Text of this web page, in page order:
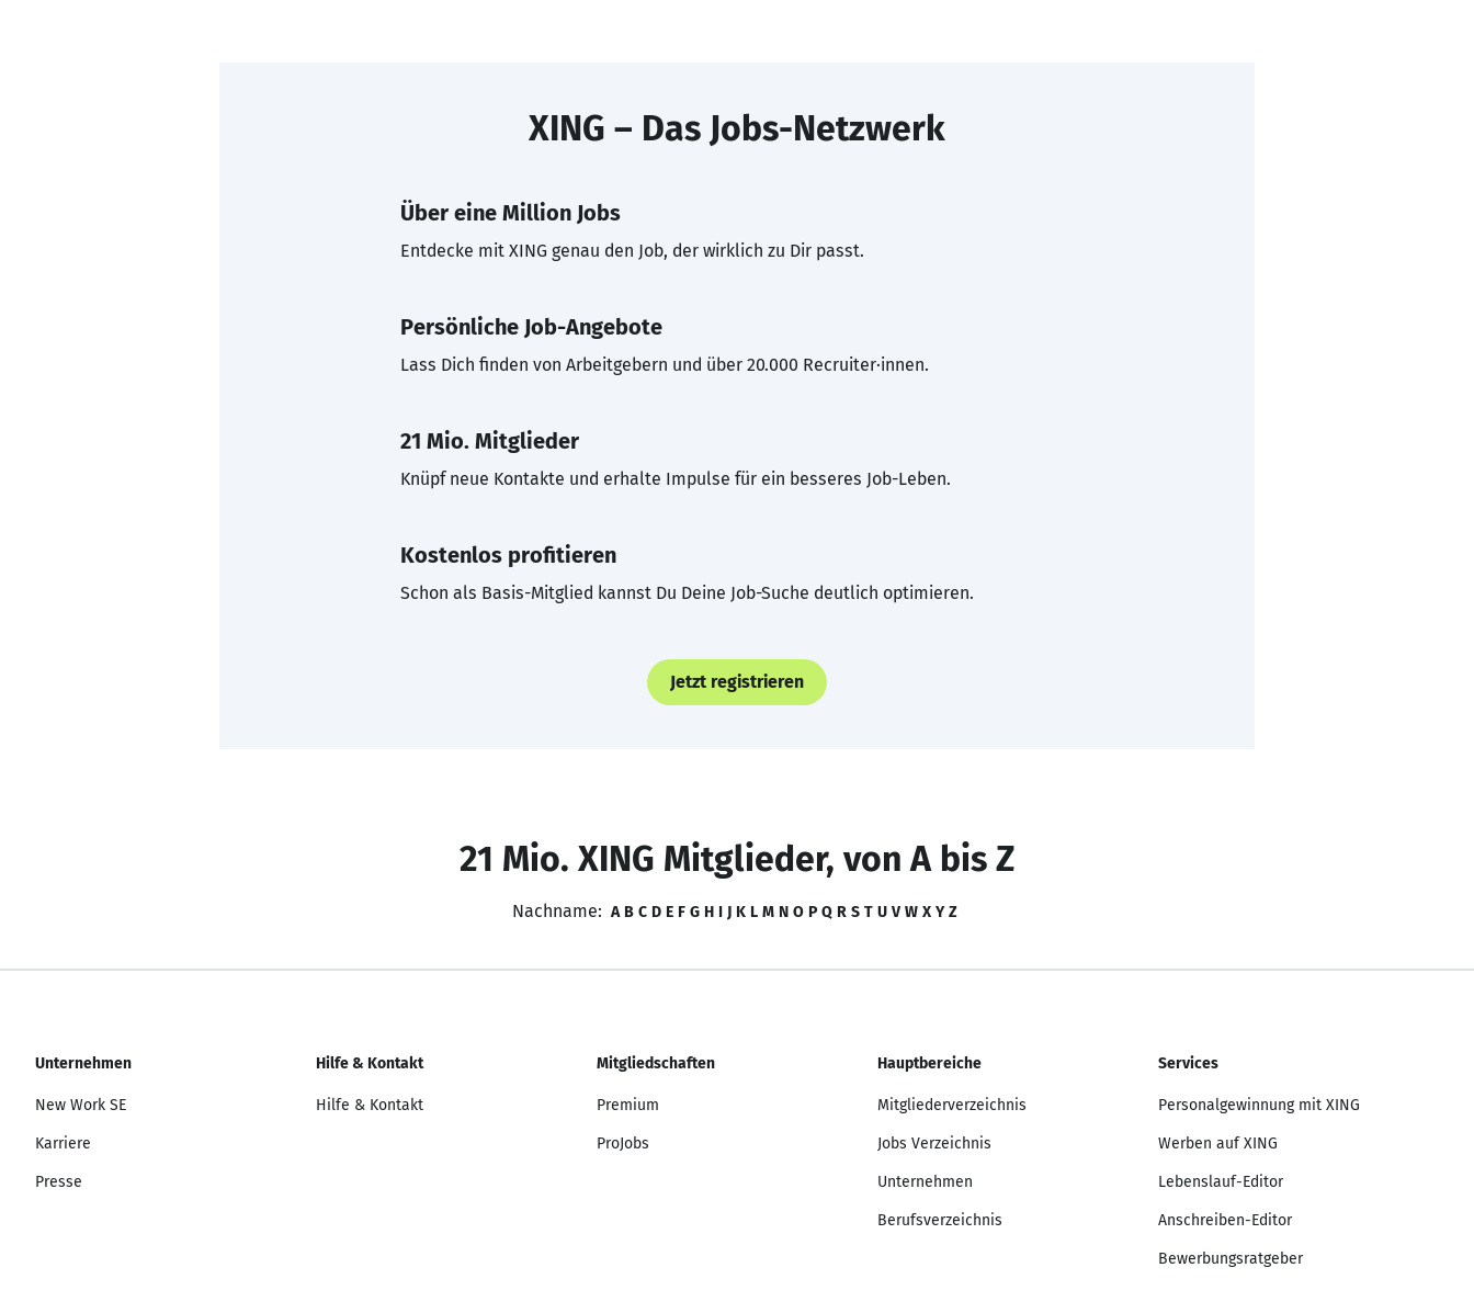
XING – Das Jobs-Netzwerk
Über eine Million Jobs
Entdecke mit XING genau den Job, der wirklich zu Dir passt.
Persönliche Job-Angebote
Lass Dich finden von Arbeitgebern und über 20.000 Recruiter·innen.
21 Mio. Mitglieder
Knüpf neue Kontakte und erhalte Impulse für ein besseres Job-Leben.
Kostenlos profitieren
Schon als Basis-Mitglied kannst Du Deine Job-Suche deutlich optimieren.
Jetzt registrieren
21 Mio. XING Mitglieder, von A bis Z
Nachname: A B C D E F G H I J K L M N O P Q R S T U V W X Y Z
Unternehmen
New Work SE
Karriere
Presse
Hilfe & Kontakt
Hilfe & Kontakt
Mitgliedschaften
Premium
ProJobs
Hauptbereiche
Mitgliederverzeichnis
Jobs Verzeichnis
Unternehmen
Berufsverzeichnis
Services
Personalgewinnung mit XING
Werben auf XING
Lebenslauf-Editor
Anschreiben-Editor
Bewerbungsratgeber